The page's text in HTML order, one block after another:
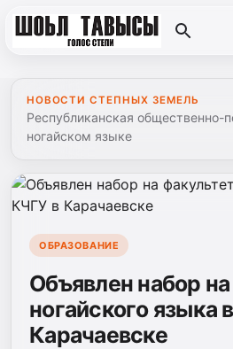
НОВОСТИ СТЕПНЫХ ЗЕМЕЛЬ
Республиканская общественно-
ногайском языке
ОБРАЗОВАНИЕ
Объявлен набор
ногайского языка
Карачаевске